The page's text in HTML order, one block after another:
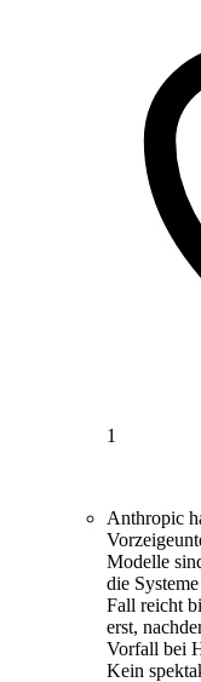
1
Anthropic
Modelle
die
Fall reicht
erst,
Vorfall bei
Kein